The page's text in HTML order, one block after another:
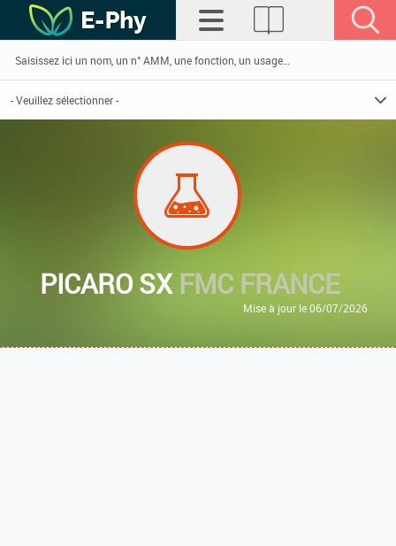
PICARO SXFMC FRANCE
Mise à jour le 06/07/2026